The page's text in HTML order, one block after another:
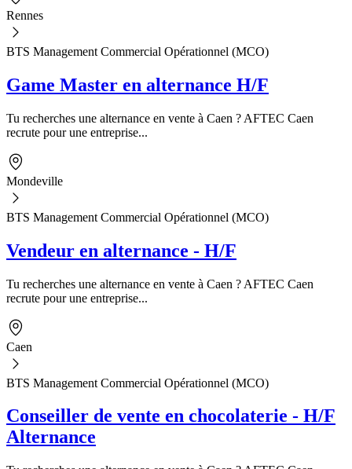
Rennes
BTS Management Commercial Opérationnel (MCO)
Game Master en alternance H/F
Tu recherches une alternance en vente à Caen ? AFTEC Caen
recrute pour une entreprise...
Mondeville
BTS Management Commercial Opérationnel (MCO)
Vendeur en alternance - H/F
Tu recherches une alternance en vente à Caen ? AFTEC Caen
recrute pour une entreprise...
Caen
BTS Management Commercial Opérationnel (MCO)
Conseiller de vente en chocolaterie - H/F
Alternance